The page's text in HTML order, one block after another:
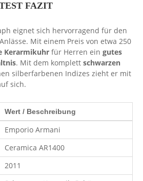
FAZIT
eignet sich hervorragend für den
Mit einem Preis von etwa 250
Kerarmikuhr für Herren ein gutes
. Mit dem komplett schwarzen
silberfarbenen Indizes zieht er mit
sich.
Wert / Beschreibung
Emporio Armani
Ceramica AR1400
2011